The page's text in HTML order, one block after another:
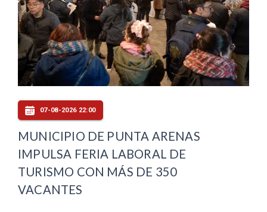
07-08-2026 22:00
MUNICIPIO DE PUNTA ARENAS
IMPULSA FERIA LABORAL DE
TURISMO CON MÁS DE 350
VACANTES